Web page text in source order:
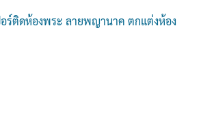
ร์ติดห้องพระ ลายพญานาค ตกแต่งห้อง